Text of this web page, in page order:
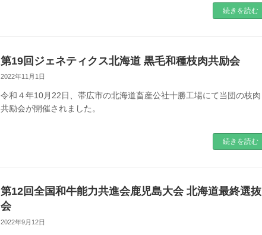
続きを読む
第19回ジェネティクス北海道 黒毛和種枝肉共励会
2022年11月1日
令和４年10月22日、帯広市の北海道畜産公社十勝工場にて当団の枝肉
共励会が開催されました。
続きを読む
第12回全国和牛能力共進会鹿児島大会 北海道最終選抜
会
2022年9月12日